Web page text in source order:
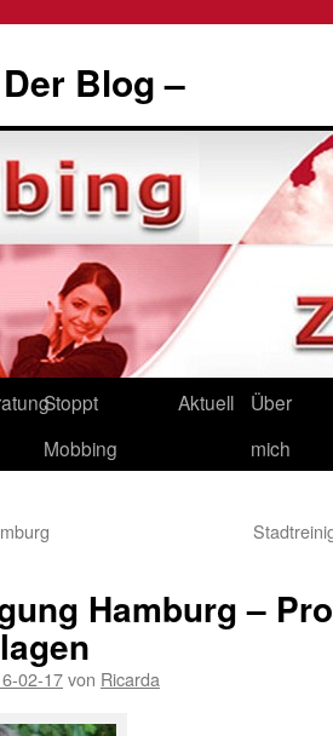
Blog –
Stoppt
Mobbing
Aktuell
Über
mich
Hamburg –
02-17von Ricarda